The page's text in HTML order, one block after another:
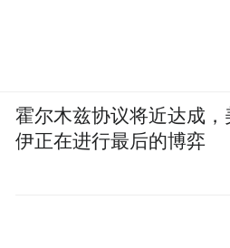
霍尔木兹协议将近达成，
伊正在进行最后的博弈